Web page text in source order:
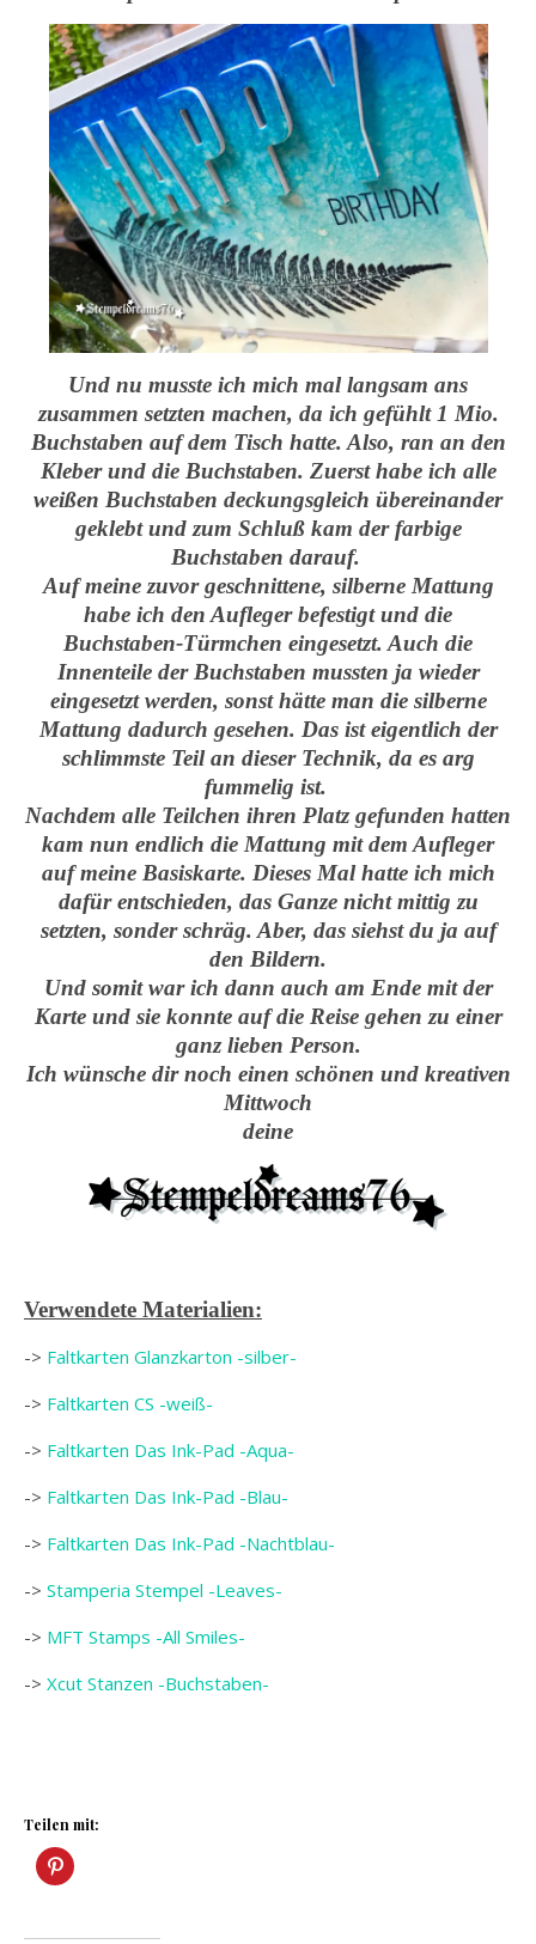
Und nu musste ich mich mal langsam ans
zusammen setzten machen, da ich gefühlt 1 Mio.
Buchstaben auf dem Tisch hatte. Also, ran an den
Kleber und die Buchstaben. Zuerst habe ich alle
weißen Buchstaben deckungsgleich übereinander
geklebt und zum Schluß kam der farbige
Buchstaben darauf.
Auf meine zuvor geschnittene, silberne Mattung
habe ich den Aufleger befestigt und die
Buchstaben-Türmchen eingesetzt. Auch die
Innenteile der Buchstaben mussten ja wieder
eingesetzt werden, sonst hätte man die silberne
Mattung dadurch gesehen. Das ist eigentlich der
schlimmste Teil an dieser Technik, da es arg
fummelig ist.
Nachdem alle Teilchen ihren Platz gefunden hatten
kam nun endlich die Mattung mit dem Aufleger
auf meine Basiskarte. Dieses Mal hatte ich mich
dafür entschieden, das Ganze nicht mittig zu
setzten, sonder schräg. Aber, das siehst du ja auf
den Bildern.
Und somit war ich dann auch am Ende mit der
Karte und sie konnte auf die Reise gehen zu einer
ganz lieben Person.
Ich wünsche dir noch einen schönen und kreativen
Mittwoch
deine
Verwendete Materialien:
-> Faltkarten Glanzkarton -silber-
-> Faltkarten CS -weiß-
-> Faltkarten Das Ink-Pad -Aqua-
-> Faltkarten Das Ink-Pad -Blau-
-> Faltkarten Das Ink-Pad -Nachtblau-
-> Stamperia Stempel -Leaves-
-> MFT Stamps -All Smiles-
-> Xcut Stanzen -Buchstaben-
Teilen mit: